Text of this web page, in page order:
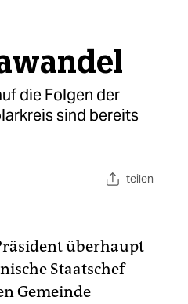
die Folgen der
sind bereits
teilen
überhaupt
Staatschef
Gemeinde